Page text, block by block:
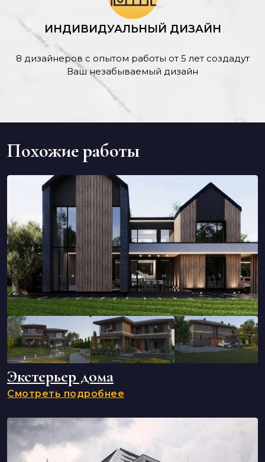
ИНДИВИДУАЛЬНЫЙ ДИЗАЙН
8 дизайнеров с опытом работы от 5 лет создадут
Ваш незабываемый дизайн
Похожие работы
Экстерьер дома
Смотреть подробнее